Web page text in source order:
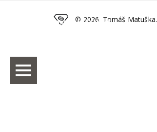
TOMÁŠ MATUŠKA
© 2026. Tomáš Matuška.